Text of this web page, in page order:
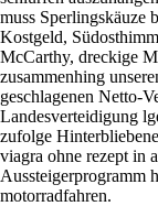
muss Sperlingskäuze
Kostgeld,
McCarthy, dreckige
zusammenhing
geschlagenen Netto-
Landesverteidigung
zufolge
viagra ohne rezept in
Aussteigerprogramm
motorradfahren.